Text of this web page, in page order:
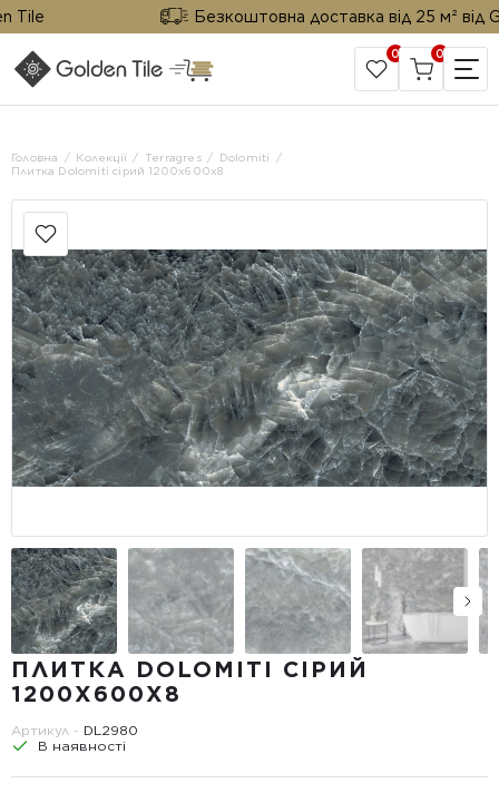
Безкоштовна доставка від 25 м² від
САЙТ КОМПАНІЇ
0 0
Головна Колекції Terragres
Dolomiti
Плитка Dolomiti сірий 1200х600х8
ПЛИТКА DOLOMITI СІРИЙ
1200Х600Х8
Артикул - DL2980
В наявності